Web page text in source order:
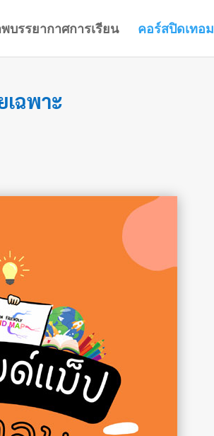
บรรยากาศการเรียน คอร์สปิดเทอม
เฉพาะ